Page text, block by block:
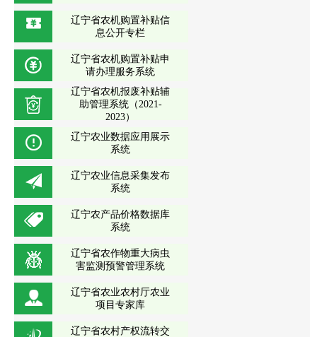
辽宁省农机购置补贴信
息公开专栏
辽宁省农机购置补贴申
请办理服务系统
辽宁省农机报废补贴辅
助管理系统（2021-
2023）
辽宁农业数据应用展示
系统
辽宁农业信息采集发布
系统
辽宁农产品价格数据库
系统
辽宁省农作物重大病虫
害监测预警管理系统
辽宁省农业农村厅农业
项目专家库
辽宁省农村产权流转交